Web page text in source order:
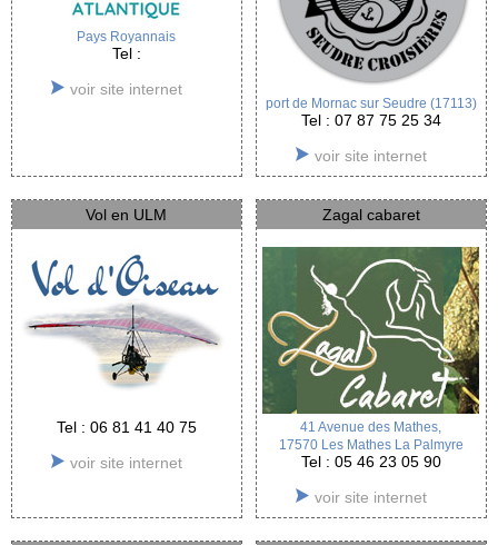
Pays Royannais
Tel :
voir site internet
port de Mornac sur Seudre (17113)
Tel : 07 87 75 25 34
voir site internet
Vol en ULM
Tel : 06 81 41 40 75
voir site internet
Zagal cabaret
41 Avenue des Mathes,
17570 Les Mathes La Palmyre
Tel : 05 46 23 05 90
voir site internet